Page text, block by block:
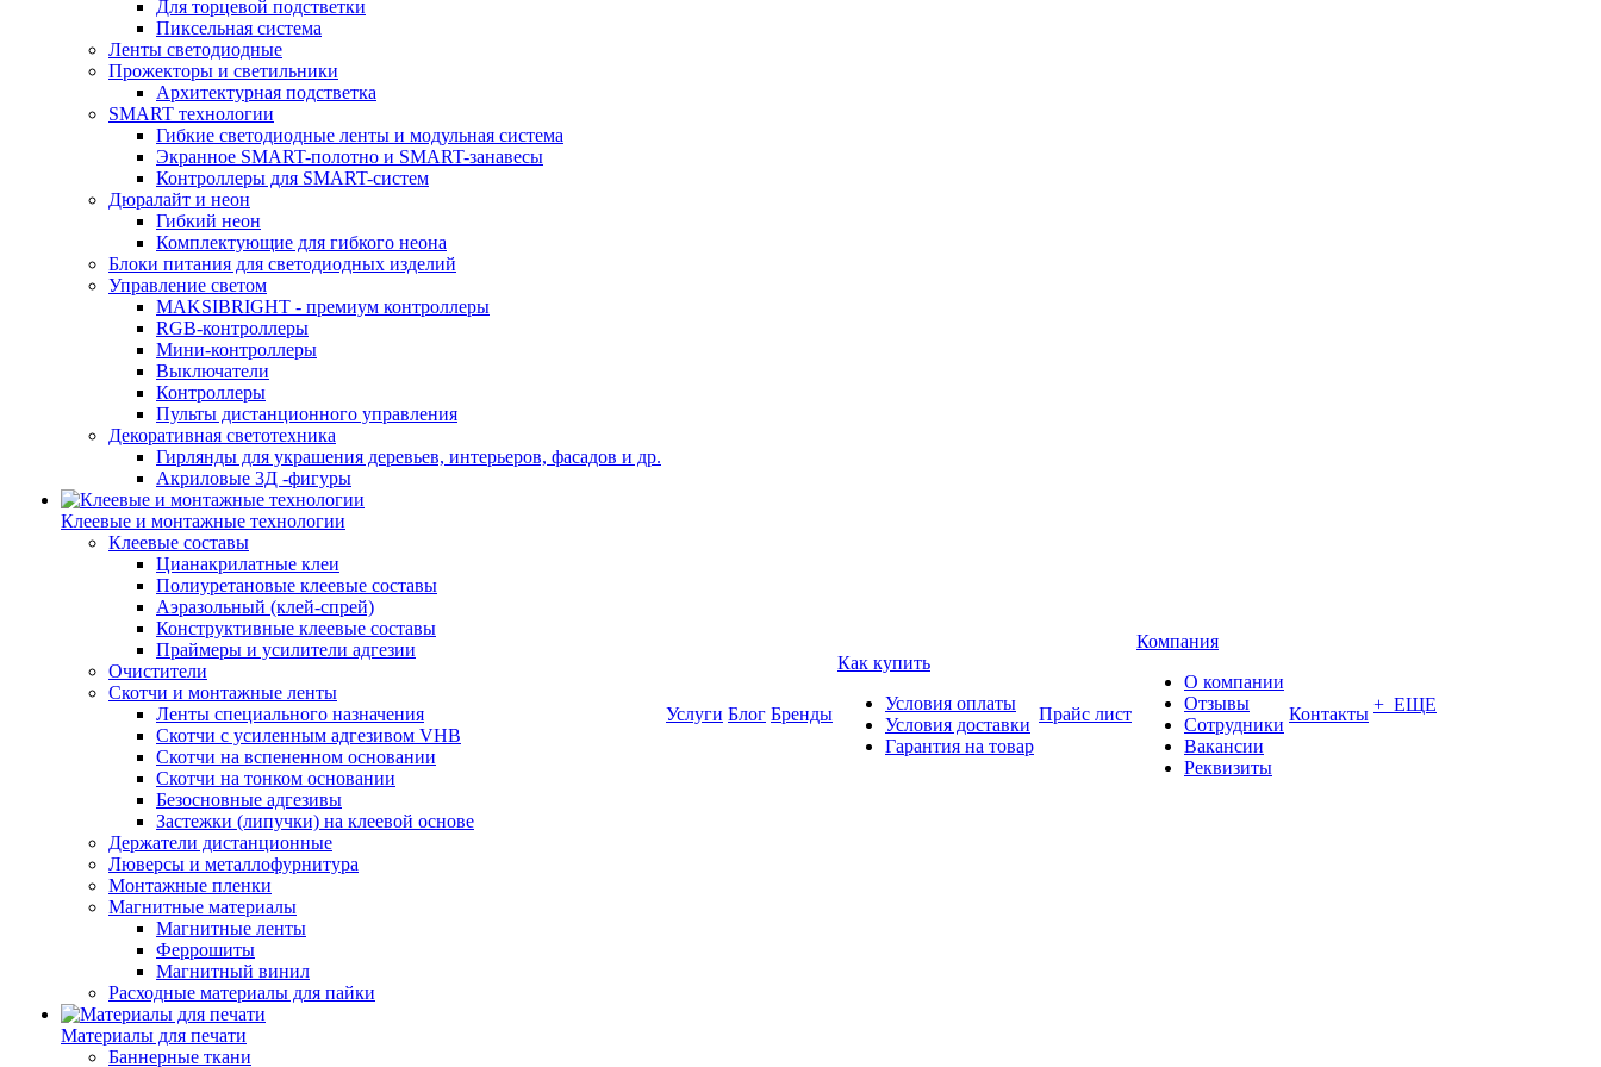
Для торцевой подстветки
Пиксельная система
Ленты светодиодные
Прожекторы и светильники
Архитектурная подстветка
SMART технологии
Гибкие светодиодные ленты и модульная система
Экранное SMART-полотно и SMART-занавесы
Контроллеры для SMART-систем
Дюралайт и неон
Гибкий неон
Комплектующие для гибкого неона
Блоки питания для светодиодных изделий
Управление светом
MAKSIBRIGHT - премиум контроллеры
RGB-контроллеры
Мини-контроллеры
Выключатели
Контроллеры
Пульты дистанционного управления
Декоративная светотехника
Гирлянды для украшения деревьев, интерьеров, фасадов и др.
Акриловые 3Д -фигуры
Клеевые и монтажные технологии
Клеевые составы
Цианакрилатные клеи
Полиуретановые клеевые составы
Аэразольный (клей-спрей)
Конструктивные клеевые составы
Праймеры и усилители адгезии
Очистители
Скотчи и монтажные ленты
Ленты специального назначения
Скотчи с усиленным адгезивом VHB
Скотчи на вспененном основании
Скотчи на тонком основании
Безосновные адгезивы
Застежки (липучки) на клеевой основе
Держатели дистанционные
Люверсы и металлофурнитура
Монтажные пленки
Магнитные материалы
Магнитные ленты
Феррошиты
Магнитный винил
Расходные материалы для пайки
Материалы для печати
Баннерные ткани
Услуги Блог Бренды
Как купить
Условия оплаты
Условия доставки
Гарантия на товар
Прайс лист
Компания
О компании
Отзывы
Сотрудники
Вакансии
Реквизиты
Контакты + ЕЩЕ